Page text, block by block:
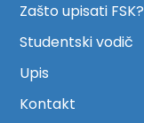
Zašto upisati FSK?
Studentski vodič
Upis
Kontakt